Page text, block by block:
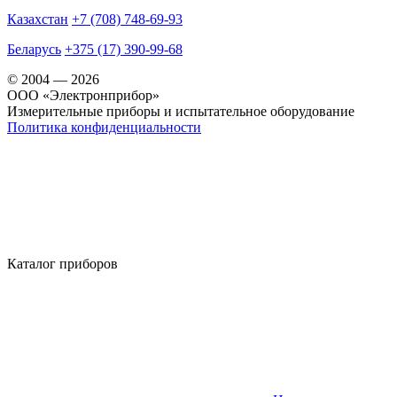
Казахстан +7 (708) 748-69-93
Беларусь +375 (17) 390-99-68
© 2004 — 2026
OOO «Электронприбор»
Измерительные приборы и испытательное оборудование
Политика конфиденциальности
Каталог приборов